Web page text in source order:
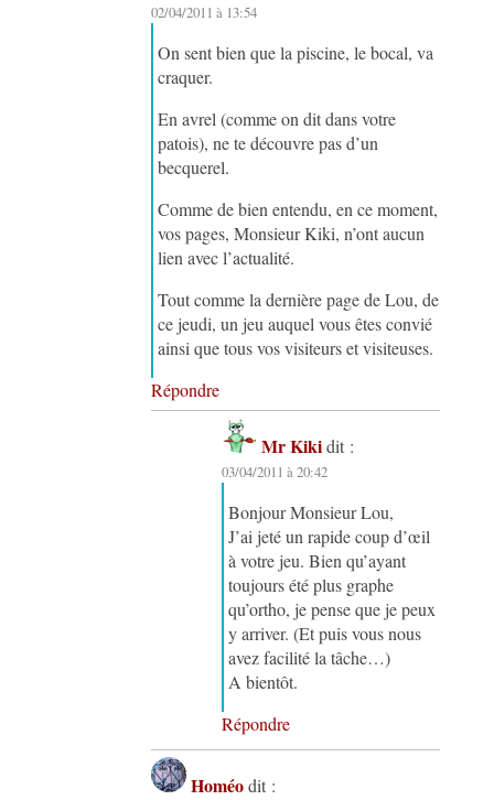
02/04/2011 à 13:54
On sent bien que la piscine, le bocal, va
craquer.
En avrel (comme on dit dans votre
patois), ne te découvre pas d’un
becquerel.
Comme de bien entendu, en ce moment,
vos pages, Monsieur Kiki, n’ont aucun
lien avec l’actualité.
Tout comme la dernière page de Lou, de
ce jeudi, un jeu auquel vous êtes convié
ainsi que tous vos visiteurs et visiteuses.
Répondre
Mr Kiki dit :
03/04/2011 à 20:42
Bonjour Monsieur Lou,
J’ai jeté un rapide coup d’œil
à votre jeu. Bien qu’ayant
toujours été plus graphe
qu’ortho, je pense que je peux
y arriver. (Et puis vous nous
avez facilité la tâche…)
A bientôt.
Répondre
Homéo dit :